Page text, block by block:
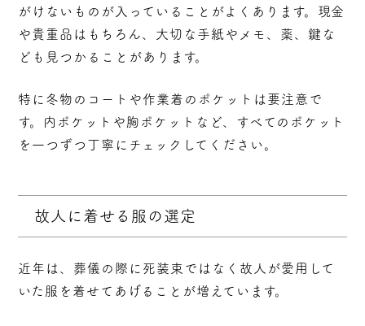
がけないものが入っていることがよくあります。現金
や貴重品はもちろん、大切な手紙やメモ、薬、鍵な
ども見つかることがあります。
特に冬物のコートや作業着のポケットは要注意で
す。内ポケットや胸ポケットなど、すべてのポケット
を一つずつ丁寧にチェックしてください。
故人に着せる服の選定
近年は、葬儀の際に死装束ではなく故人が愛用して
いた服を着せてあげることが増えています。